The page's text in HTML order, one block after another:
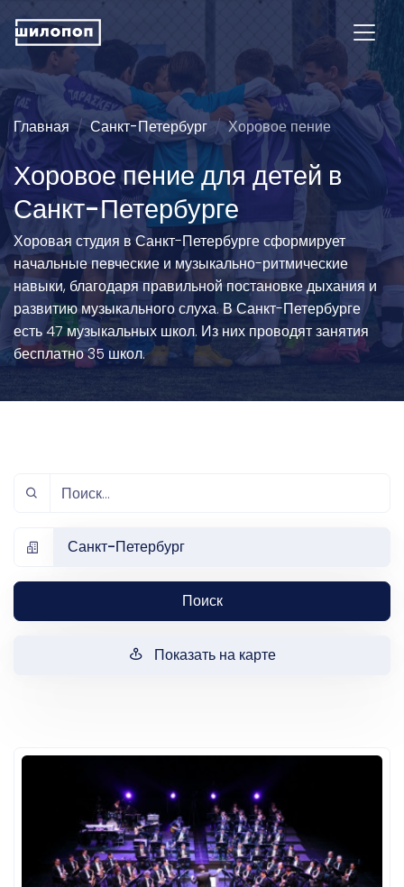
Главная Санкт-Петербург Хоровое пение
Хоровое пение для детей в
Санкт-Петербурге
Хоровая студия в Санкт-Петербурге сформирует
начальные певческие и музыкально-ритмические
навыки, благодаря правильной постановке дыхания и
развитию музыкального слуха. В Санкт-Петербурге
есть 47 музыкальных школ. Из них проводят занятия
бесплатно 35 школ.
Санкт-Петербург
Поиск
Показать на карте